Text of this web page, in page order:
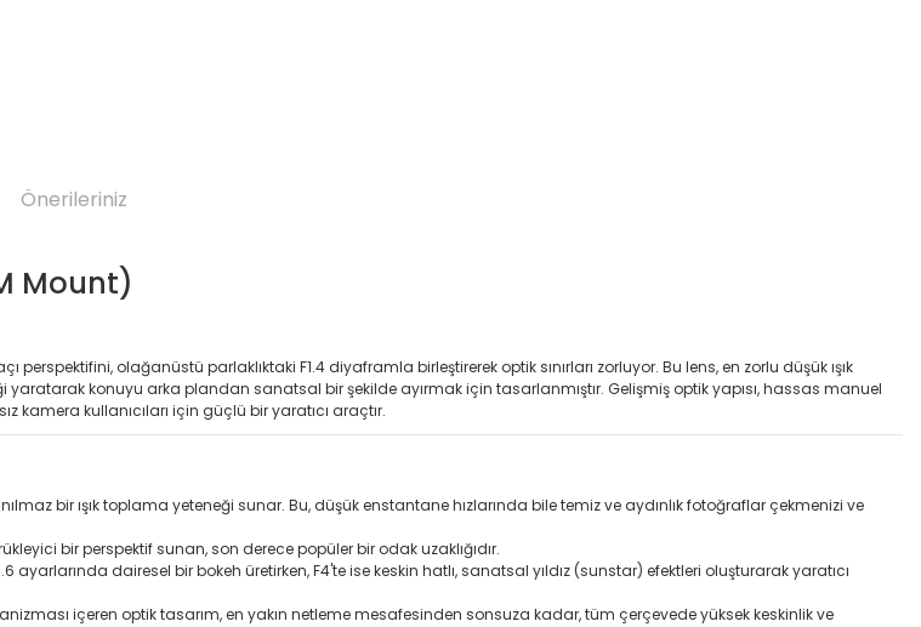
Önerileriniz
Mount)
olağanüstü parlaklıktaki F1.4 diyaframla birleştirerek optik sınırları zorluyor. Bu lens, en zorlu düşük ışık
konuyu arka plandan sanatsal bir şekilde ayırmak için tasarlanmıştır. Gelişmiş optik yapısı, hassas manuel
kullanıcıları için güçlü bir yaratıcı araçtır.
bir ışık toplama yeteneği sunar. Bu, düşük enstantane hızlarında bile temiz ve aydınlık fotoğraflar çekmenizi ve
bir perspektif sunan, son derece popüler bir odak uzaklığıdır.
ayarlarında dairesel bir bokeh üretirken, F4'te ise keskin hatlı, sanatsal yıldız (sunstar) efektleri oluşturarak yaratıcı
içeren optik tasarım, en yakın netleme mesafesinden sonsuza kadar, tüm çerçevede yüksek keskinlik ve